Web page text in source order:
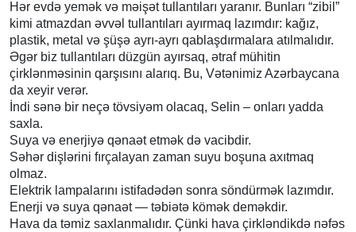
Hər evdə yemək və məişət tullantıları yaranır. Bunları “zibil”
kimi atmazdan əvvəl tullantıları ayırmaq lazımdır: kağız,
plastik, metal və şüşə ayrı-ayrı qablaşdırmalara atılmalıdır.
Əgər biz tullantıları düzgün ayırsaq, ətraf mühitin
çirklənməsinin qarşısını alarıq. Bu, Vətənimiz Azərbaycana
da xeyir verər.
İndi sənə bir neçə tövsiyəm olacaq, Selin – onları yadda
saxla.
Suya və enerjiyə qənaət etmək də vacibdir.
Səhər dişlərini fırçalayan zaman suyu boşuna axıtmaq
olmaz.
Elektrik lampalarını istifadədən sonra söndürmək lazımdır.
Enerji və suya qənaət — təbiətə kömək deməkdir.
Hava da təmiz saxlanmalıdır. Çünki hava çirkləndikdə nəfəs